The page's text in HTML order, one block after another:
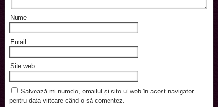
Nume
Email
Site web
Salvează-mi numele, emailul și site-ul web în acest navigator
pentru data viitoare când o să comentez.